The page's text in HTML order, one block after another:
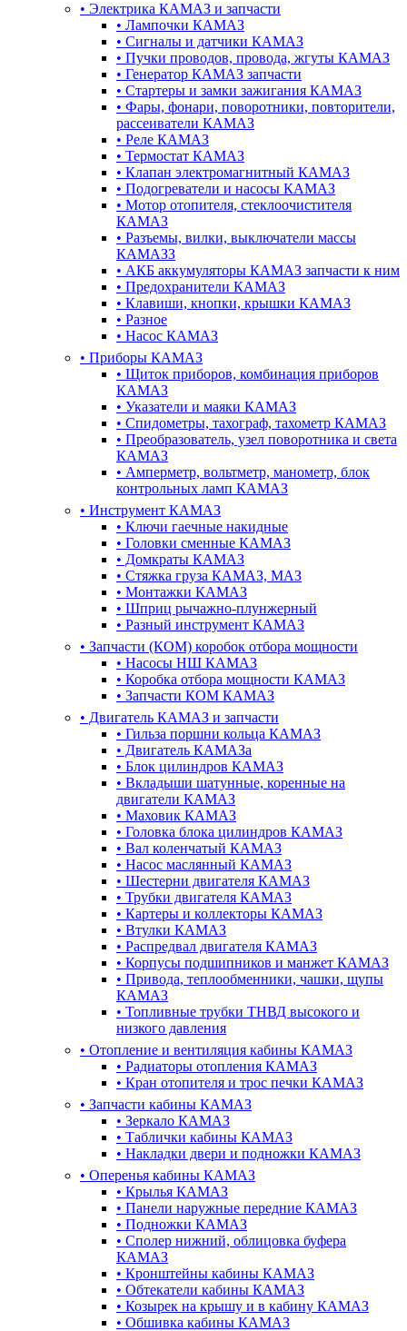
• Электрика КАМАЗ и запчасти
• Лампочки КАМАЗ
• Сигналы и датчики КАМАЗ
• Пучки проводов, провода, жгуты КАМАЗ
• Генератор КАМАЗ запчасти
• Стартеры и замки зажигания КАМАЗ
• Фары, фонари, поворотники, повторители,
рассеиватели КАМАЗ
• Реле КАМАЗ
• Термостат КАМАЗ
• Клапан электромагнитный КАМАЗ
• Подогреватели и насосы КАМАЗ
• Мотор отопителя, стеклоочистителя
КАМАЗ
• Разъемы, вилки, выключатели массы
КАМАЗЗ
• АКБ аккумуляторы КАМАЗ запчасти к ним
• Предохранители КАМАЗ
• Клавиши, кнопки, крышки КАМАЗ
• Разное
• Насос КАМАЗ
• Приборы КАМАЗ
• Щиток приборов, комбинация приборов
КАМАЗ
• Указатели и маяки КАМАЗ
• Спидометры, тахограф, тахометр КАМАЗ
• Преобразователь, узел поворотника и света
КАМАЗ
• Амперметр, вольтметр, манометр, блок
контрольных ламп КАМАЗ
• Инструмент КАМАЗ
• Ключи гаечные накидные
• Головки сменные КАМАЗ
• Домкраты КАМАЗ
• Стяжка груза КАМАЗ, МАЗ
• Монтажки КАМАЗ
• Шприц рычажно-плунжерный
• Разный инструмент КАМАЗ
• Запчасти (КОМ) коробок отбора мощности
• Насосы НШ КАМАЗ
• Коробка отбора мощности КАМАЗ
• Запчасти КОМ КАМАЗ
• Двигатель КАМАЗ и запчасти
• Гильза поршни кольца КАМАЗ
• Двигатель КАМАЗа
• Блок цилиндров КАМАЗ
• Вкладыши шатунные, коренные на
двигатели КАМАЗ
• Маховик КАМАЗ
• Головка блока цилиндров КАМАЗ
• Вал коленчатый КАМАЗ
• Насос маслянный КАМАЗ
• Шестерни двигателя КАМАЗ
• Трубки двигателя КАМАЗ
• Картеры и коллекторы КАМАЗ
• Втулки КАМАЗ
• Распредвал двигателя КАМАЗ
• Корпусы подшипников и манжет КАМАЗ
• Привода, теплообменники, чашки, щупы
КАМАЗ
• Топливные трубки ТНВД высокого и
низкого давления
• Отопление и вентиляция кабины КАМАЗ
• Радиаторы отопления КАМАЗ
• Кран отопителя и трос печки КАМАЗ
• Запчасти кабины КАМАЗ
• Зеркало КАМАЗ
• Таблички кабины КАМАЗ
• Накладки двери и подножки КАМАЗ
• Оперенья кабины КАМАЗ
• Крылья КАМАЗ
• Панели наружные передние КАМАЗ
• Подножки КАМАЗ
• Сполер нижний, облицовка буфера
КАМАЗ
• Кронштейны кабины КАМАЗ
• Обтекатели кабины КАМАЗ
• Козырек на крышу и в кабину КАМАЗ
• Обшивка кабины КАМАЗ